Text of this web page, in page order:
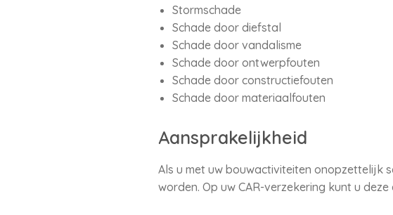
Stormschade
Schade door diefstal
Schade door vandalisme
Schade door ontwerpfouten
Schade door constructiefouten
Schade door materiaalfouten
Aansprakelijkheid
Als u met uw bouwactiviteiten
worden. Op uw CAR-verzekering kunt u